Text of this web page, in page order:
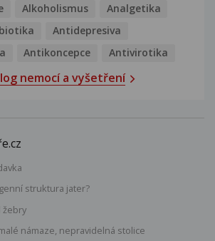
Alkoholismus
Analgetika
Antidepresiva
Antikoncepce Antivirotika
nemocí a vyšetření
struktura jater?
žebry
námaze, nepravidelná stolice